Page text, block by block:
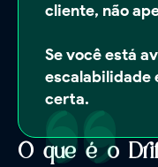
cliente, não
Se você está
escalabilidade
certa.
O que é o